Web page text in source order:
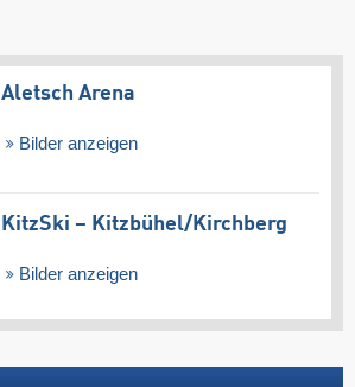
Aletsch Arena
Bilder anzeigen
KitzSki – Kitzbühel/​Kirchberg
Bilder anzeigen